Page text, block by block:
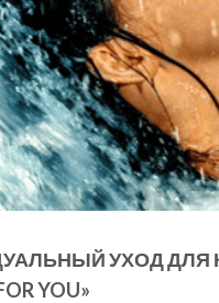
УХОД ДЛЯ
YOU»